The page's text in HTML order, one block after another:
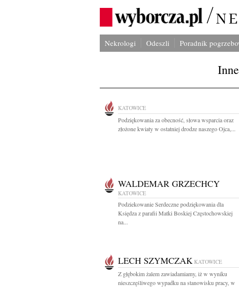
Nekrologi Odeszli Poradnik
KATOWICE
Podziękowania za obecność, słowa wsparcia oraz
złożone kwiaty w ostatniej drodze naszego Ojca,...
WALDEMAR GRZECHCY
KATOWICE
Podziekowanie Serdeczne podziękowania dla
Księdza z parafii Matki Boskiej Częstochowskiej
na...
LECH SZYMCZAK KATOWICE
Z głębokim żalem zawiadamiamy, iż w wyniku
nieszczęśliwego wypadku na stanowisku pracy, w